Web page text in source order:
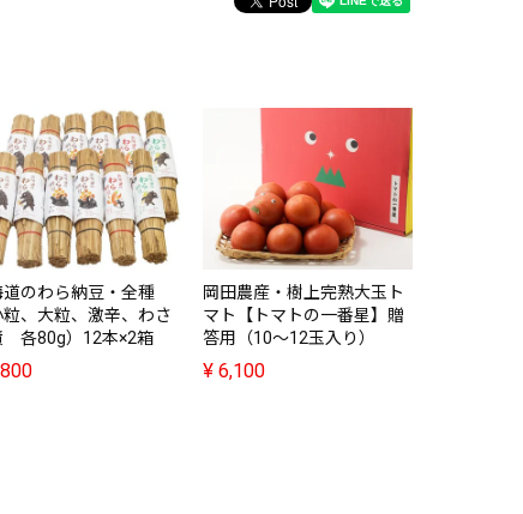
道のわら納豆・全種
粒、大粒、激辛、わさ
各80g）12本×2箱
岡田農産・樹上完熟大玉ト
マト【トマトの一番星】贈
答用（10～12玉入り）
¥ 6,100